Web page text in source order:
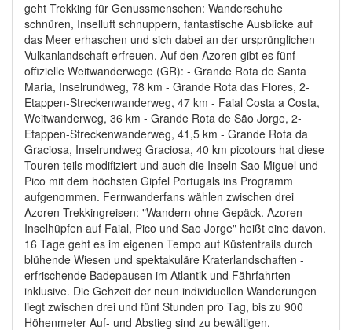
geht Trekking für Genussmenschen: Wanderschuhe
schnüren, Inselluft schnuppern, fantastische Ausblicke auf
das Meer erhaschen und sich dabei an der ursprünglichen
Vulkanlandschaft erfreuen. Auf den Azoren gibt es fünf
offizielle Weitwanderwege (GR): - Grande Rota de Santa
Maria, Inselrundweg, 78 km - Grande Rota das Flores, 2-
Etappen-Streckenwanderweg, 47 km - Faial Costa a Costa,
Weitwanderweg, 36 km - Grande Rota de São Jorge, 2-
Etappen-Streckenwanderweg, 41,5 km - Grande Rota da
Graciosa, Inselrundweg Graciosa, 40 km picotours hat diese
Touren teils modifiziert und auch die Inseln Sao Miguel und
Pico mit dem höchsten Gipfel Portugals ins Programm
aufgenommen. Fernwanderfans wählen zwischen drei
Azoren-Trekkingreisen: "Wandern ohne Gepäck. Azoren-
Inselhüpfen auf Faial, Pico und Sao Jorge" heißt eine davon.
16 Tage geht es im eigenen Tempo auf Küstentrails durch
blühende Wiesen und spektakuläre Kraterlandschaften -
erfrischende Badepausen im Atlantik und Fährfahrten
inklusive. Die Gehzeit der neun individuellen Wanderungen
liegt zwischen drei und fünf Stunden pro Tag, bis zu 900
Höhenmeter Auf- und Abstieg sind zu bewältigen.